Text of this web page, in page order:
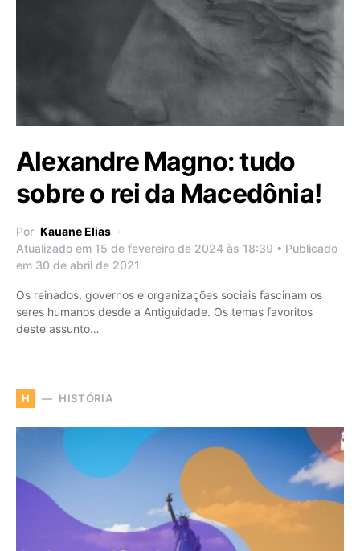
Alexandre Magno: tudo
sobre o rei da Macedônia!
Por Kauane Elias
Atualizado em 15 de fevereiro de 2024 às 18:39 • Publicado
em 30 de abril de 2021
Os reinados, governos e organizações sociais fascinam os
seres humanos desde a Antiguidade. Os temas favoritos
deste assunto…
H HISTÓRIA